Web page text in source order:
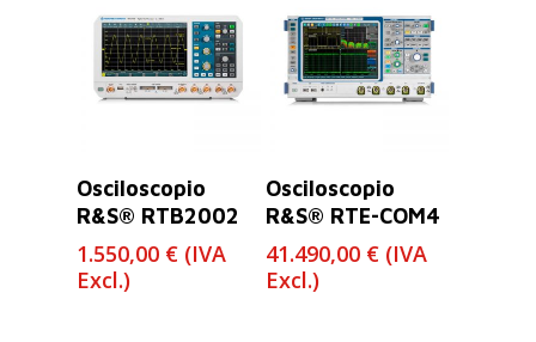
hasta
2.120,00 €
Leer Más
Osciloscopio
R&S® RTB2002
1.550,00 € (IVA
Excl.)
Leer Más
Osciloscopio
R&S® RTE-COM4
41.490,00 € (IVA
Excl.)